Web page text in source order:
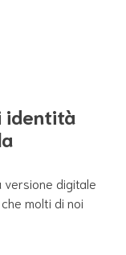
identità
versione digitale
molti di noi